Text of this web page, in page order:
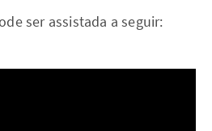
ser assistada a seguir: